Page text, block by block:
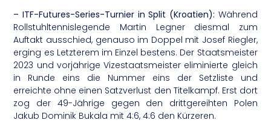
– ITF-Futures-Series-Turnier in Split (Kroatien): Während
Rollstuhltennislegende Martin Legner diesmal zum
Auftakt ausschied, genauso im Doppel mit Josef Riegler,
erging es Letzterem im Einzel bestens. Der Staatsmeister
2023 und vorjährige Vizestaatsmeister eliminierte gleich
in Runde eins die Nummer eins der Setzliste und
erreichte ohne einen Satzverlust den Titelkampf. Erst dort
zog der 49-Jährige gegen den drittgereihten Polen
Jakub Dominik Bukala mit 4:6, 4:6 den Kürzeren.